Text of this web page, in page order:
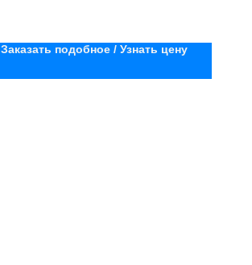
Заказать подобное / Узнать цену